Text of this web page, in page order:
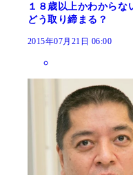
１８歳以上かわからな
どう取り締まる？
2015年07月21日 06:00